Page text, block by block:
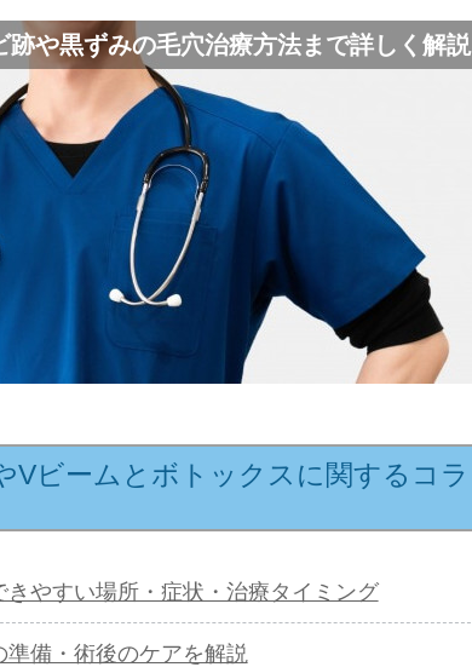
や黒ずみの毛穴治療方法まで詳しく解説
Vビームとボトックスに関するコラ
きやすい場所・症状・治療タイミング
準備・術後のケアを解説